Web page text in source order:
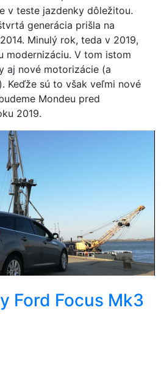
v teste jazdenky dôležitou.
generácia prišla na
Minulý rok, teda v 2019,
modernizáciu. V tom istom
aj nové motorizácie (a
Keďže sú to však veľmi nové
Mondeu pred
2019.
Ford Focus Mk3